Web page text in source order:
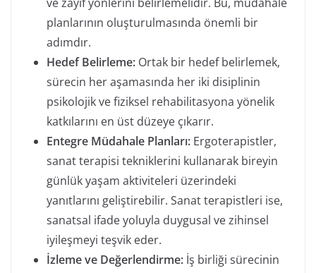
planlarının oluşturulmasında önemli bir
adımdır.
Hedef Belirleme: Ortak bir hedef belirlemek,
sürecin her aşamasında her iki disiplinin
psikolojik ve fiziksel rehabilitasyona yönelik
katkılarını en üst düzeye çıkarır.
Entegre Müdahale Planları: Ergoterapistler,
sanat terapisi tekniklerini kullanarak bireyin
günlük yaşam aktiviteleri üzerindeki
yanıtlarını geliştirebilir. Sanat terapistleri ise,
sanatsal ifade yoluyla duygusal ve zihinsel
iyileşmeyi teşvik eder.
İzleme ve Değerlendirme: İş birliği sürecinin